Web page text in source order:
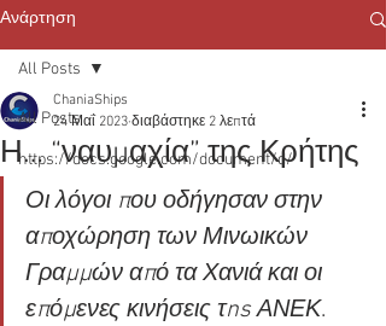
Ανάρτηση
All Posts
https://docs.google.com/document/d/
All Posts
Η… “ναυμαχία” της Κρήτης
ChaniaShips
24 Μαΐ 2023 διαβάστηκε 2 λεπτά
Οι λόγοι που οδήγησαν στην
αποχώρηση των Μινωικών
Γραμμών από τα Χανιά και οι
επόμενες κινήσεις τns ΑΝΕΚ.